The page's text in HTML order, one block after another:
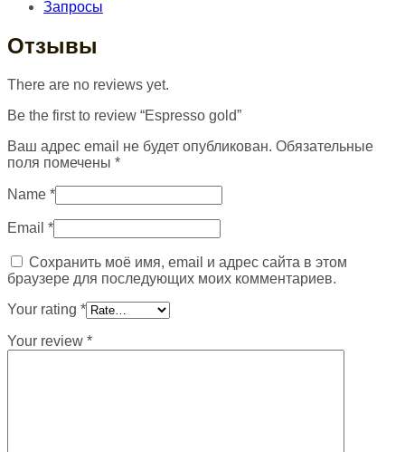
Запросы
Отзывы
There are no reviews yet.
Be the first to review “Espresso gold”
Ваш адрес email не будет опубликован. Обязательные
поля помечены *
Name *
Email *
Сохранить моё имя, email и адрес сайта в этом
браузере для последующих моих комментариев.
Your rating *
Your review *